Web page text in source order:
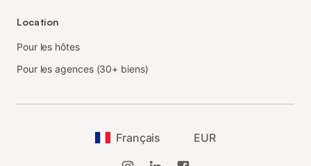
Location
Pour les hôtes
Pour les agences (30+ biens)
Français EUR